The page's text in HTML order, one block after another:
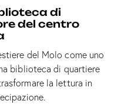
di
del centro
del Molo come uno
biblioteca di quartiere
la lettura in